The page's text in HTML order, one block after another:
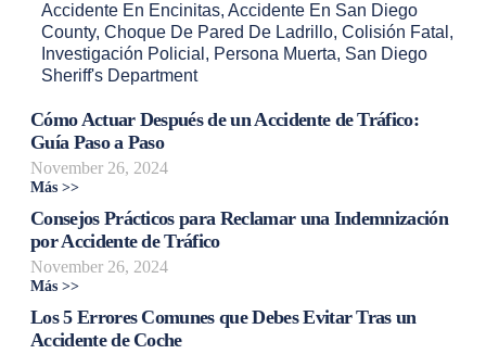
Accidente En Encinitas, Accidente En San Diego
County, Choque De Pared De Ladrillo, Colisión Fatal ,
Investigación Policial , Persona Muerta, San Diego
Sheriff's Department
Cómo Actuar Después de un Accidente de Tráfico:
Guía Paso a Paso
November 26, 2024
Más >>
Consejos Prácticos para Reclamar una Indemnización
por Accidente de Tráfico
November 26, 2024
Más >>
Los 5 Errores Comunes que Debes Evitar Tras un
Accidente de Coche